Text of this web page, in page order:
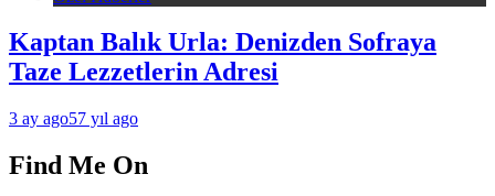
Kaptan Balık Urla: Denizden Sofraya
Taze Lezzetlerin Adresi
3 ay ago57 yıl ago
Find Me On